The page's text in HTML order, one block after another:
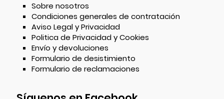
Sobre nosotros
Condiciones generales de contratación
Aviso Legal y Privacidad
Politica de Privacidad y Cookies
Envío y devoluciones
Formulario de desistimiento
Formulario de reclamaciones